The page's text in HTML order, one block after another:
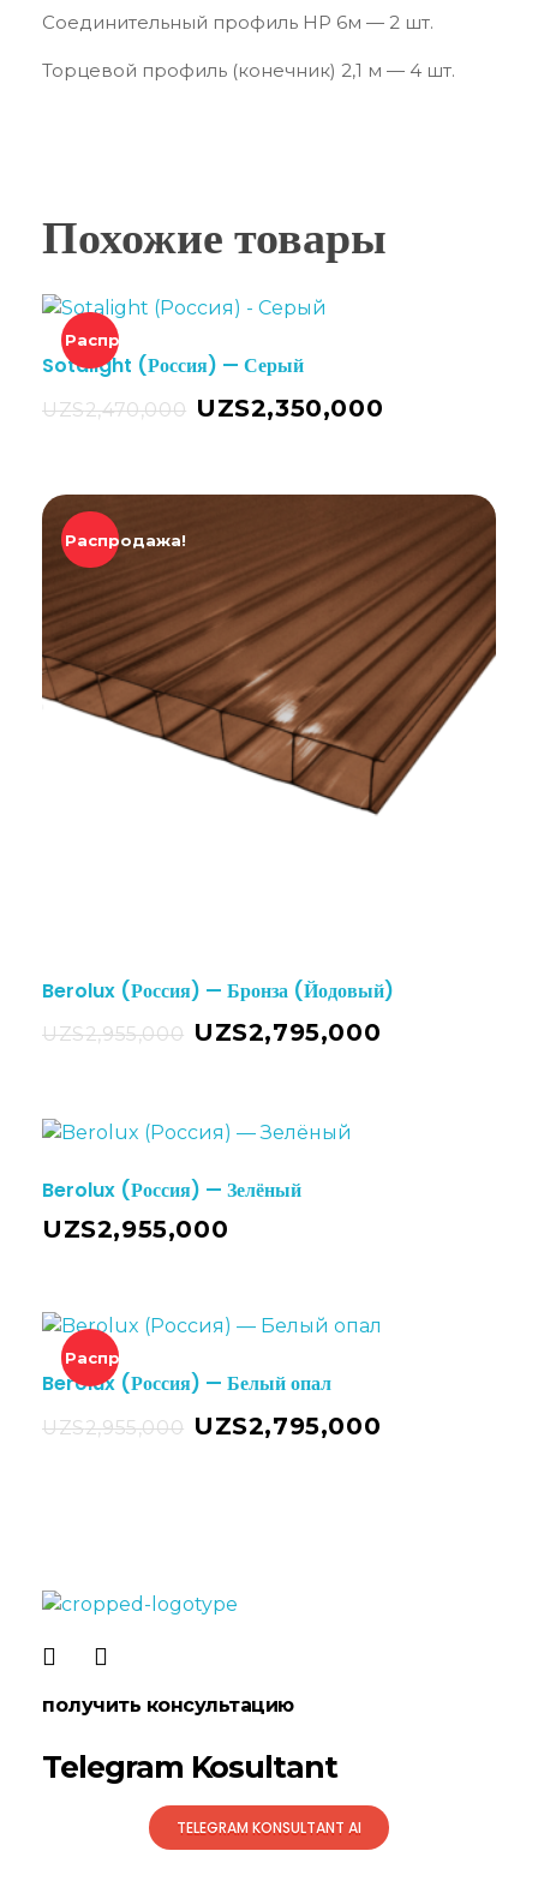
Соединительный профиль HP 6м — 2 шт.
Торцевой профиль (конечник) 2,1 м — 4 шт.
Похожие товары
Распродажа!
Sotalight (Россия) — Серый
UZS2,470,000 UZS2,350,000
Распродажа!
Berolux (Россия) — Бронза (Йодовый)
UZS2,955,000 UZS2,795,000
Berolux (Россия) — Зелёный
UZS2,955,000
Распродажа!
Berolux (Россия) — Белый опал
UZS2,955,000 UZS2,795,000
получить консультацию
Telegram Kosultant
TELEGRAM KONSULTANT AI